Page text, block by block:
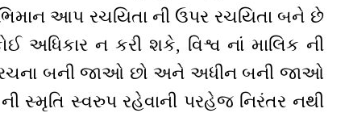
આપ રચયિતા ની ઉપર રચયિતા બને છે
અધિકાર ન કરી શકે, વિશ્વ નાં માલિક ની
બની જાઓ છો અને અધીન બની જાઓ
સ્મૃતિ સ્વરુપ રહેવાની પરહેજ નિરંતર નથી